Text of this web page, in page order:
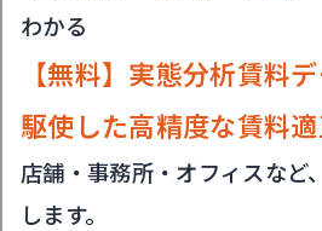
わかる
【無料】実態分析賃料
駆使した高精度な賃料
店舗・事務所・オフィスなど
します。